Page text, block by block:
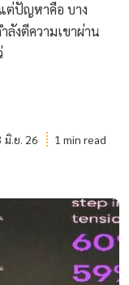
ต่ปัญหาคือ บาง
ลังตีความเขาผ่าน
มิ.ย. 26 1 min read